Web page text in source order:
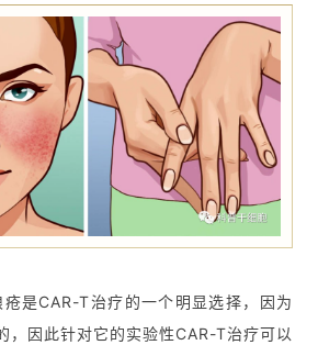
是CAR-T治疗的一个明显选择，因为
，因此针对它的实验性CAR-T治疗可以